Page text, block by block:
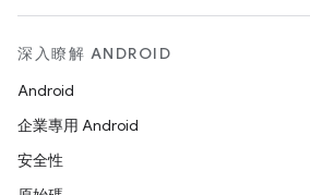
深入瞭解 ANDROID
Android
企業專用 Android
安全性